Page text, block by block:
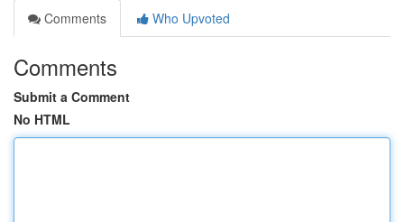
Comments
Who Upvoted
Comments
Submit a Comment
No HTML